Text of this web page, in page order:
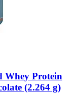
Whey Protein
(2.264 g)